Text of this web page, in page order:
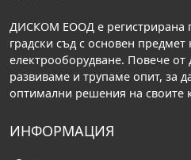
ДИСКОМ ЕООД е регистрирана
градски съд с основен предмет
електрооборудване. Повече от
развиваме и трупаме опит, за
оптимални решения на своите
ИНФОРМАЦИЯ